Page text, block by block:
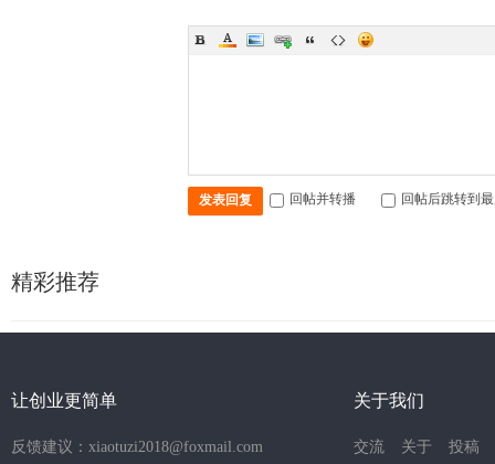
发表回复 回帖并转播 回帖后跳转到
精彩推荐
让创业更简单
反馈建议：xiaotuzi2018@foxmail.com
关于我们
交流 关于
投稿